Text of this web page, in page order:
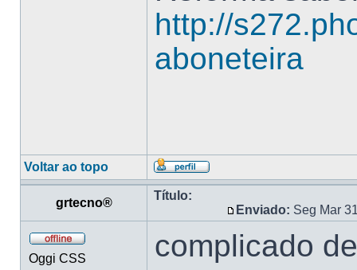
http://
aboneteira
Voltar ao topo
grtecno®
Título:
Enviado: Seg Mar
Oggi CSS
complicado